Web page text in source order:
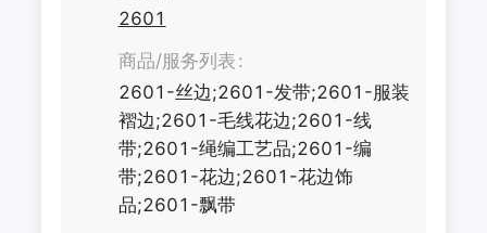
2601
商品/服务列表
2601-丝边;2601-发带;2601-服装
褶边;2601-毛线花边;2601-线
带;2601-绳编工艺品;2601-编
带;2601-花边;2601-花边饰
品;2601-飘带